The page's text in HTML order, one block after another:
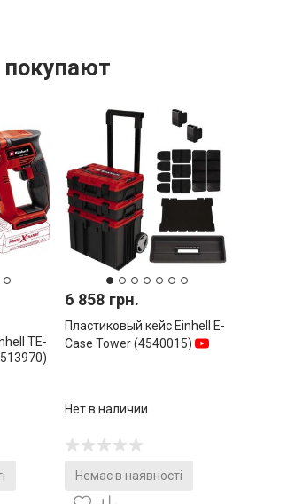
TE-
6 858 грн.
Пластиковый кейс Einhell E-
Case Tower (4540015)
Нет в наличии
Немає в наявності